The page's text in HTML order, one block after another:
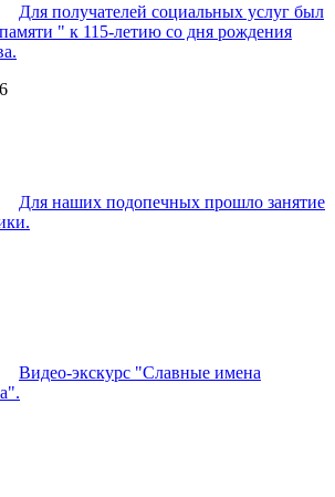
Для получателей социальных услуг был
" к 115-летию со дня рождения
Для наших подопечных прошло занятие
Видео-экскурс "Славные имена